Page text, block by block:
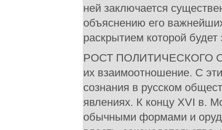
ней заключается
объяснению его
раскрытием которой
РОСТ ПОЛИТИЧЕСКОГО
их взаимоотношение. С
сознания в русском
явлениях. К концу XVI в.
обычными формами и